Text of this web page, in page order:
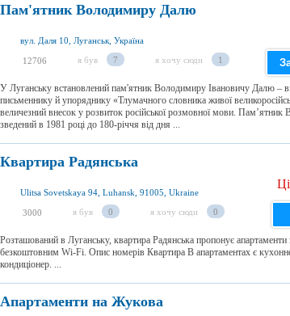
Пам'ятник Володимиру Далю
вул. Даля 10, Луганськ, Україна
12706 я був 7 я хочу сюди 1
У Луганську встановлений пам'ятник Володимиру Івановичу Далю –
письменнику й упоряднику «Тлумачного словника живої
величезний внесок у розвиток російської розмовної мови.
зведений в 1981 році до 180-річчя від дня ...
Квартира Радянська
Ulitsa Sovetskaya 94, Luhansk, 91005, Ukraine
3000 я був 0 я хочу сюди 0
Розташований в Луганську, квартира Радянська пропонує
безкоштовним Wi-Fi. Опис номерів Квартира В апартаментах є
кондиціонер. ...
Апартаменти на Жукова